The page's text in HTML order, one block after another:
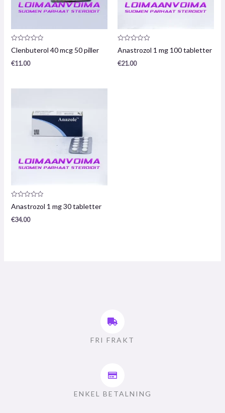
Produktrecension:
0
5
Clenbuterol 40 mcg 50 piller
€11.00
Produktrecension:
0
5
Anastrozol 1 mg 100 tabletter
€21.00
Produktrecension:
0
5
Anastrozol 1 mg 30 tabletter
€34.00
FRI FRAKT
ENKEL BETALNING